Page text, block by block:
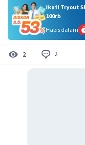
Ikuti Tryout
100rb
Habis dalam
2 2